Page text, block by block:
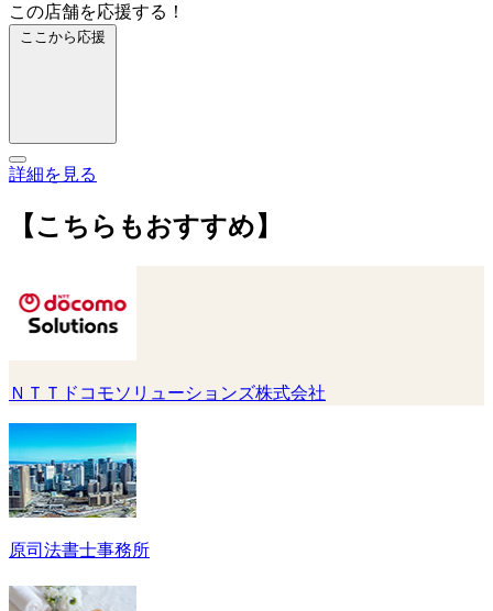
この店舗を応援する！
ここから応援
詳細を見る
【こちらもおすすめ】
ＮＴＴドコモソリューションズ株式会社
原司法書士事務所